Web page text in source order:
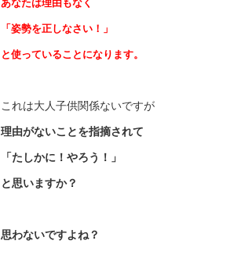
あなたは理由もなく
「姿勢を正しなさい！」
と使っていることになります。
これは大人子供関係ないですが
理由がないことを指摘されて
「たしかに！やろう！」
と思いますか？
思わないですよね？